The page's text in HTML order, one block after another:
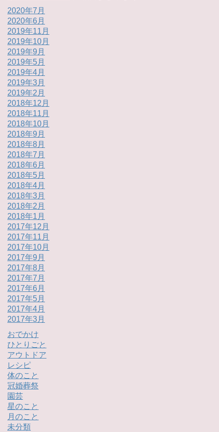
2020年7月
2020年6月
2019年11月
2019年10月
2019年9月
2019年5月
2019年4月
2019年3月
2019年2月
2018年12月
2018年11月
2018年10月
2018年9月
2018年8月
2018年7月
2018年6月
2018年5月
2018年4月
2018年3月
2018年2月
2018年1月
2017年12月
2017年11月
2017年10月
2017年9月
2017年8月
2017年7月
2017年6月
2017年5月
2017年4月
2017年3月
おでかけ
ひとりごと
アウトドア
レシピ
体のこと
冠婚葬祭
園芸
星のこと
月のこと
未分類